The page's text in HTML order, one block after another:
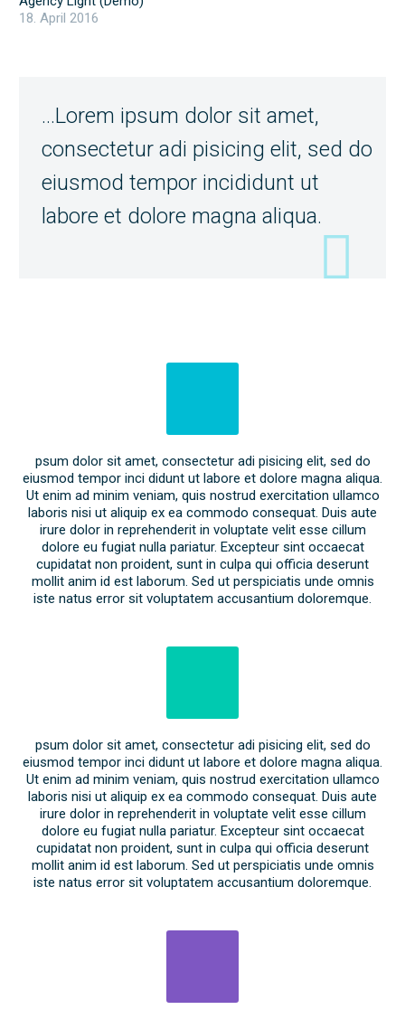
18. April 2016
…Lorem ipsum dolor sit amet,
consectetur adi pisicing elit, sed do
eiusmod tempor incididunt ut
labore et dolore magna aliqua.
psum dolor sit amet, consectetur adi pisicing elit, sed do
eiusmod tempor inci didunt ut labore et dolore magna aliqua.
Ut enim ad minim veniam, quis nostrud exercitation ullamco
laboris nisi ut aliquip ex ea commodo consequat. Duis aute
irure dolor in reprehenderit in voluptate velit esse cillum
dolore eu fugiat nulla pariatur. Excepteur sint occaecat
cupidatat non proident, sunt in culpa qui officia deserunt
mollit anim id est laborum. Sed ut perspiciatis unde omnis
iste natus error sit voluptatem accusantium doloremque.
psum dolor sit amet, consectetur adi pisicing elit, sed do
eiusmod tempor inci didunt ut labore et dolore magna aliqua.
Ut enim ad minim veniam, quis nostrud exercitation ullamco
laboris nisi ut aliquip ex ea commodo consequat. Duis aute
irure dolor in reprehenderit in voluptate velit esse cillum
dolore eu fugiat nulla pariatur. Excepteur sint occaecat
cupidatat non proident, sunt in culpa qui officia deserunt
mollit anim id est laborum. Sed ut perspiciatis unde omnis
iste natus error sit voluptatem accusantium doloremque.